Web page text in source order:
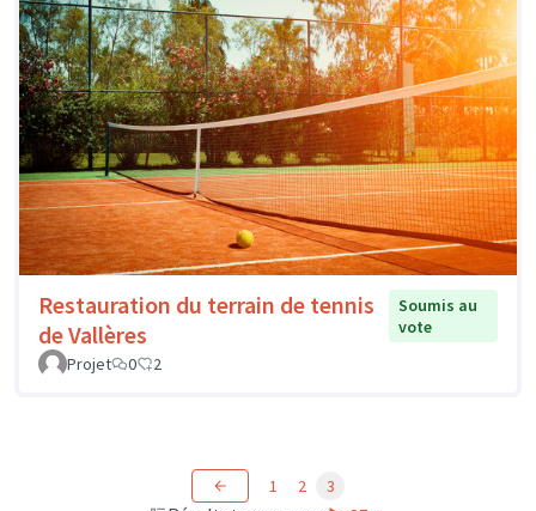
Restauration du terrain de tennis
de Vallères
Soumis au
vote
Projet
0 2
1 2 3